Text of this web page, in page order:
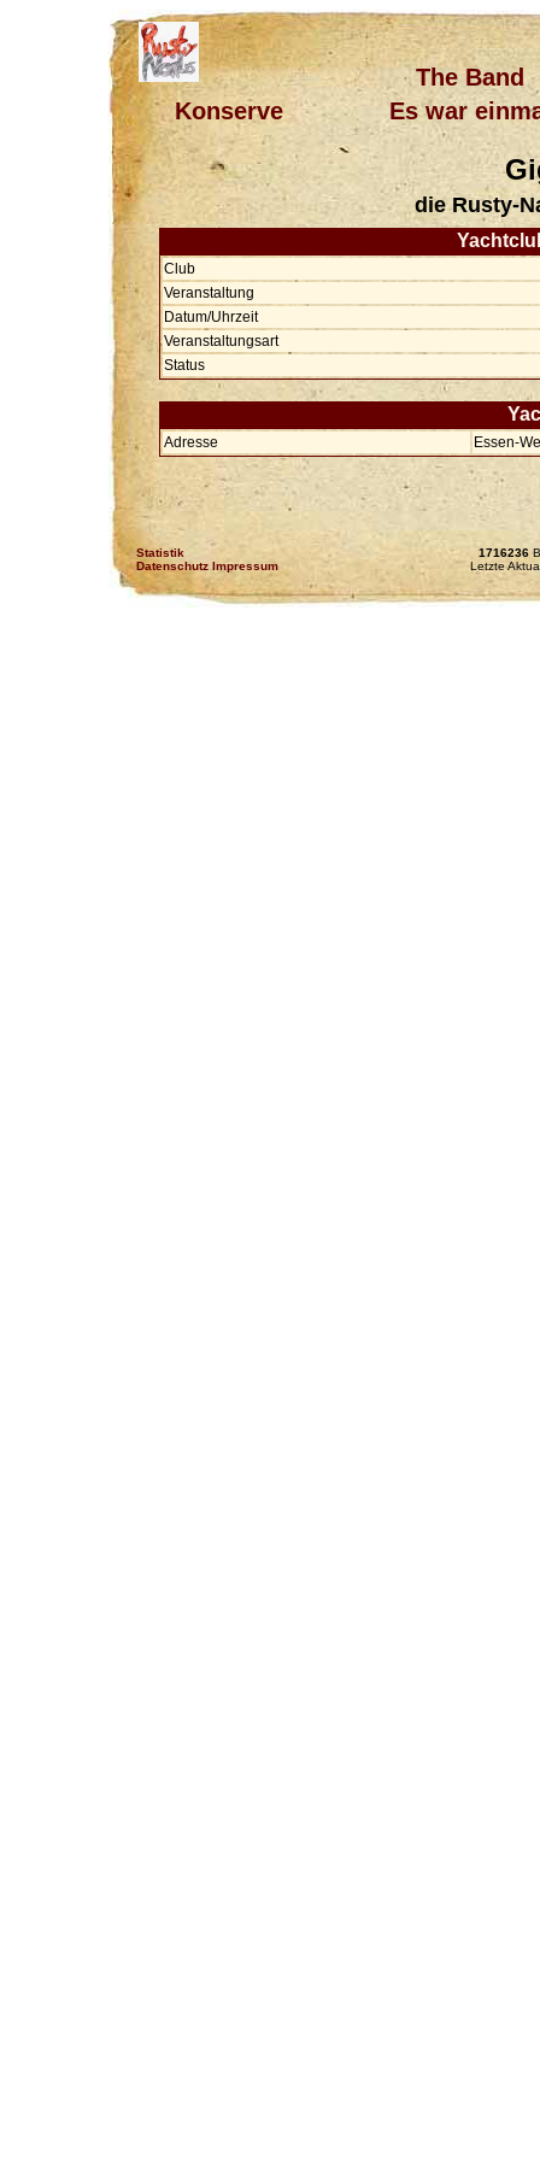
The Band
Konserve
Es war
die Rusty-
Club
Veranstaltung
Datum/Uhrzeit
Veranstaltungsart
Status
Adresse Essen-
Statistik
Datenschutz Impressum
1716236
Letzte